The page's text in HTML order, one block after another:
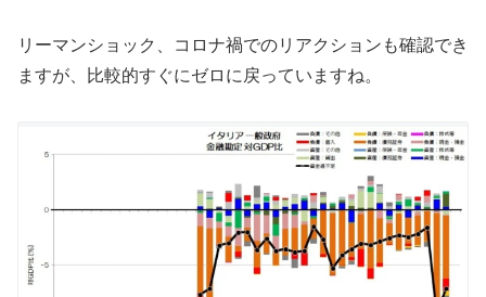
リーマンショック、コロナ禍でのリアクションも確認でき
ますが、比較的すぐにゼロに戻っていますね。